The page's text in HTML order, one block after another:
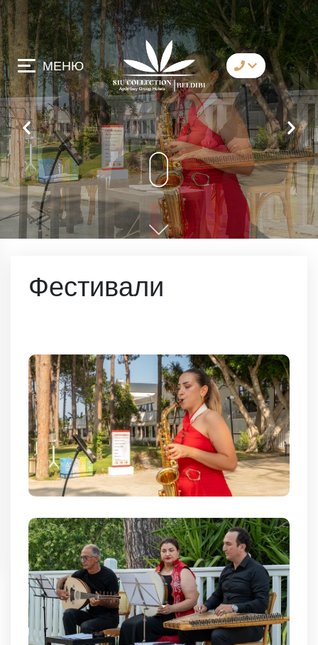
МЕНЮ
коммуникация
Whatsapp
Telegram
Messenger
давай позвоним
Фестивали